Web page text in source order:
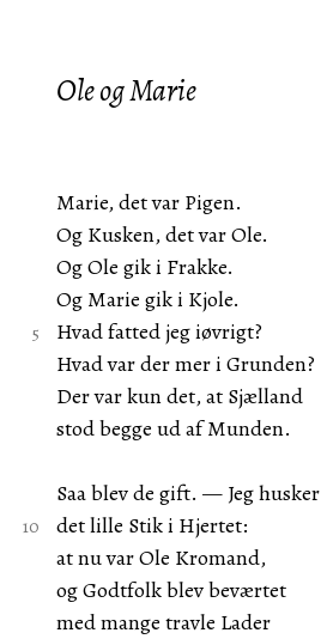
Ole og Marie
Marie, det var Pigen.
Og Kusken, det var Ole.
Og Ole gik i Frakke.
Og Marie gik i Kjole.
Hvad fatted jeg iøvrigt?
Hvad var der mer i Grunden?
Der var kun det, at Sjælland
stod begge ud af Munden.
Saa blev de gift. — Jeg husker
det lille Stik i Hjertet:
at nu var Ole Kromand,
og Godtfolk blev beværtet
med mange travle Lader